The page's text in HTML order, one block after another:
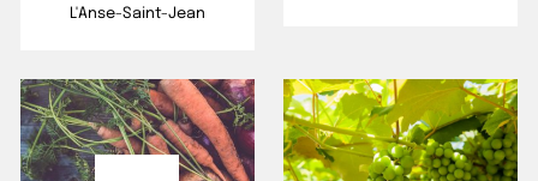
L'Anse-Saint-Jean